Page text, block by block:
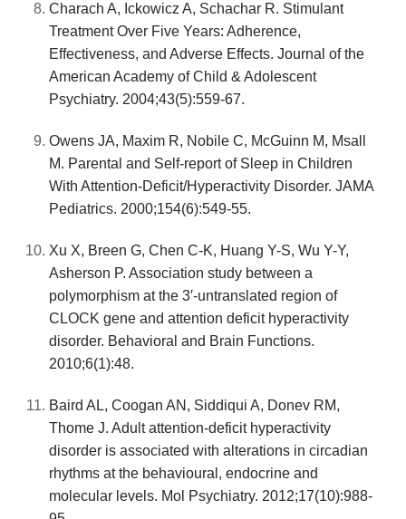
Charach A, Ickowicz A, Schachar R. Stimulant
Treatment Over Five Years: Adherence,
Effectiveness, and Adverse Effects. Journal of the
American Academy of Child & Adolescent
Psychiatry. 2004;43(5):559-67.
Owens JA, Maxim R, Nobile C, McGuinn M, Msall
M. Parental and Self-report of Sleep in Children
With Attention-Deficit/Hyperactivity Disorder. JAMA
Pediatrics. 2000;154(6):549-55.
Xu X, Breen G, Chen C-K, Huang Y-S, Wu Y-Y,
Asherson P. Association study between a
polymorphism at the 3′-untranslated region of
CLOCK gene and attention deficit hyperactivity
disorder. Behavioral and Brain Functions.
2010;6(1):48.
Baird AL, Coogan AN, Siddiqui A, Donev RM,
Thome J. Adult attention-deficit hyperactivity
disorder is associated with alterations in circadian
rhythms at the behavioural, endocrine and
molecular levels. Mol Psychiatry. 2012;17(10):988-